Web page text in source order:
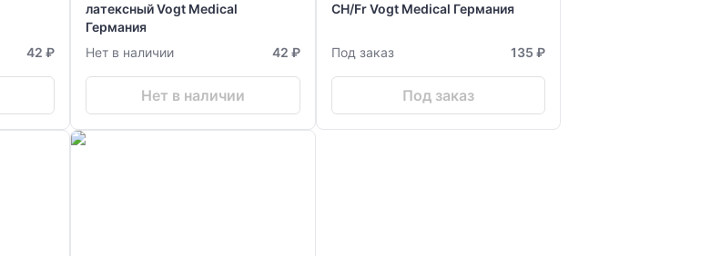
42 ₽
латексный Vogt Medical
Германия
Нет в наличии
42 ₽
Нет в наличии
СH/Fr Vogt Medical Германия
Под заказ 135 ₽
Под заказ